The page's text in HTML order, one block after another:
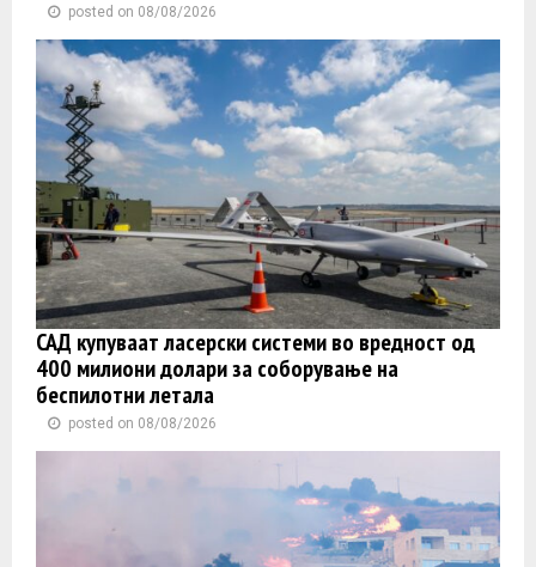
posted on 08/08/2026
САД купуваат ласерски системи во вредност од
400 милиони долари за соборување на
беспилотни летала
posted on 08/08/2026